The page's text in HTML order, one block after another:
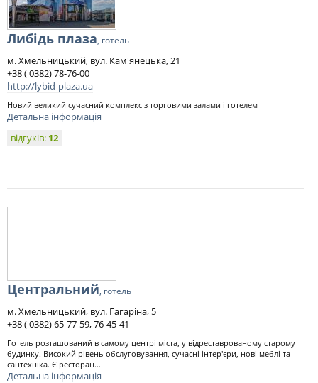
Либідь плаза, готель
м. Хмельницький, вул. Кам'янецька, 21
+38 ( 0382) 78-76-00
http://lybid-plaza.ua
Новий великий сучасний комплекс з торговими залами і готелем
Детальна інформація
відгуків: 12
Центральний, готель
м. Хмельницький, вул. Гагаріна, 5
+38 ( 0382) 65-77-59, 76-45-41
Готель розташований в самому центрі міста, у відреставрованому старому
будинку. Високий рівень обслуговування, сучасні інтер'єри, нові меблі та
сантехніка. Є ресторан...
Детальна інформація